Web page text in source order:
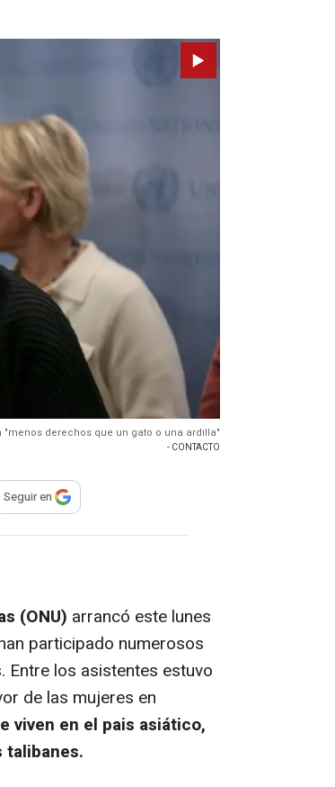
derechos que un gato o una ardilla"
- CONTACTO
para compartir
Seguir en
(ONU) arrancó este lunes
participado numerosos
los asistentes estuvo
de las mujeres en
viven en el pais asiático,
talibanes.